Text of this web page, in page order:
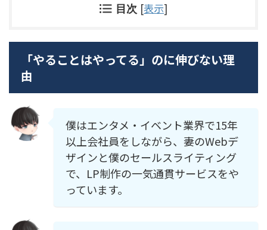
目次 [表示]
「やることはやってる」のに伸びない理
由
僕はエンタメ・イベント業界で15年
以上会社員をしながら、妻のWebデ
ザインと僕のセールスライティング
で、LP制作の一気通貫サービスをや
っています。